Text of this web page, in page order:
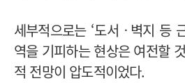
세부적으로는 ‘도서ㆍ벽지 등
역을 기피하는 현상은 여전할
적 전망이 압도적이었다.